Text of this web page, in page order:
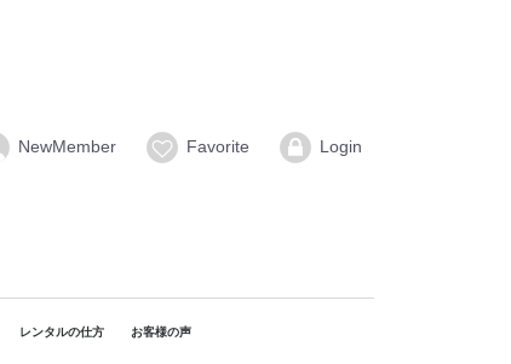
NewMember Favorite Login
レンタルの仕方 お客様の声